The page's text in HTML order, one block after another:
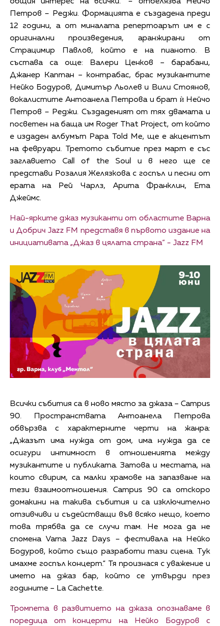
Петров – Реджи. Формацията е създадена преди
12 години, а от миналата репертоарът им е с
оригинални произведения, аранжирани от
Страцимир Павлов, който е на пианото. В
състава са още: Валери Ценков – барабани,
Джанер Каптан – контрабас, брас музикантите
Нейко Бодуров, Димитър Льолев и Вили Стоянов,
вокалистите Антоанела Петрова и брат ѝ Нейчо
Петров – Реджи. Създаденият от тях двамата и
посветен на баща им Roger That Project, от който
е издаден албумът Papa Told Me, ще е акцентът
на февруари. Третото събитие през март е със
заглавието Call of the Soul и в него ще се
представи Розалия Желязкова с госпъл и песни от
ерата на Рей Чарлз, Арита Франклин, Ета
Джеймс.
Най-ярките джаз музиканти от областите Варна
и Добрич Jazz FM представя в първото издание на
инициативата „Джаз в цялата страна“ - Jazz FM
Всички събития са в ново място за джаза – Campus
90. Пространствата Антоанела Петрова
обвързва с характерните черти на жанра:
„Джазът има нужда от дом, има нужда да се
осигури интимност в отношенията между
музикантите и публиката. Затова и местата, на
които свирим, са малки храмове на запазване на
тези взаимоотношения. Campus 90 са отскоро
домакини на такива събития и са изключително
отзивчиви и съдействащи във всяко нещо, което
това трябва да се случи там. Не мога да не
спомена Varna Jazz Days – фестивала на Нейко
Бодуров, който също разработи тази сцена. Тук
имахме госпъл концерт.“ Тя произнася с уважение и
името на джаз бар, който се утвърди през
годините – La Cachette.
Тромпета в развитието на джаза опознаваме в
поредица от концерти на Нейко Бодуров с